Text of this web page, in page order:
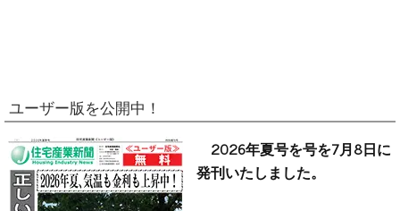
ユーザー版を公開中！
2026年夏号を号を7月8日に
発刊いたしました。